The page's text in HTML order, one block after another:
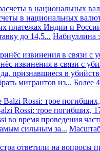
в национальных
платежах Индии и
до 14,5... Набиуллина
извинения в связи с
признавшиеся в
мигрантов из... Более
Rossi: трое погибших,
во время проведения
сильным за...